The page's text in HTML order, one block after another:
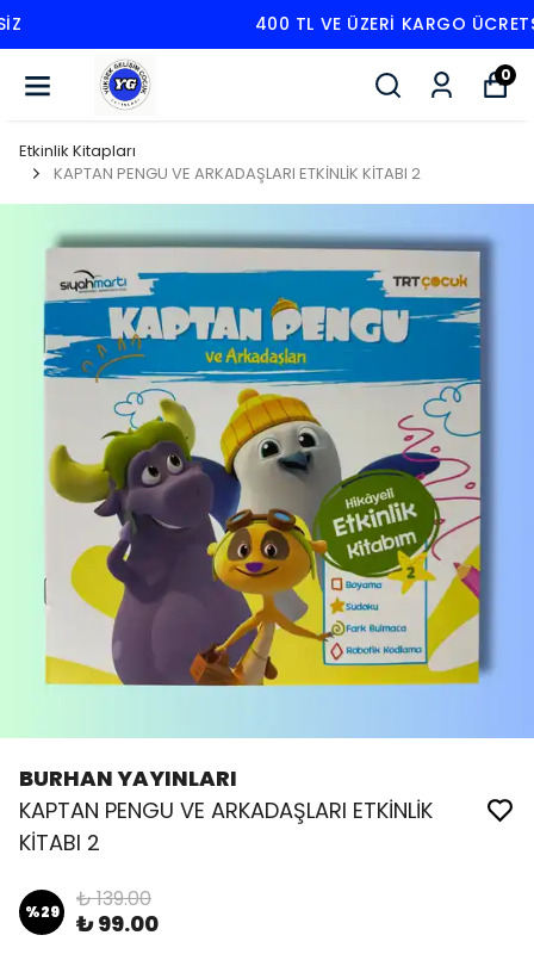
400 TL VE ÜZERI KARGO ÜCRETSIZ
0
Etkinlik Kitapları
KAPTAN PENGU VE ARKADAŞLARI ETKİNLİK KİTABI 2
BURHAN YAYINLARI
KAPTAN PENGU VE ARKADAŞLARI ETKİNLİK
KİTABI 2
%29 ₺ 139.00
₺ 99.00